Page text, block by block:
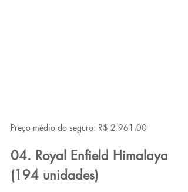
Preço médio do seguro: R$ 2.961,00
04. Royal Enfield Himalaya
(194 unidades)